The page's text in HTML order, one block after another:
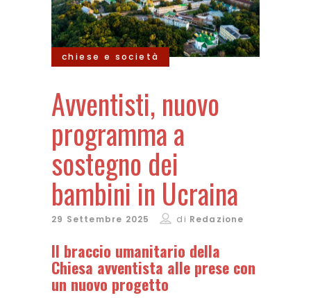
chiese e società
Avventisti, nuovo
programma a
sostegno dei
bambini in Ucraina
29 Settembre 2025 di Redazione
Il braccio umanitario della
Chiesa avventista alle prese con
un nuovo progetto